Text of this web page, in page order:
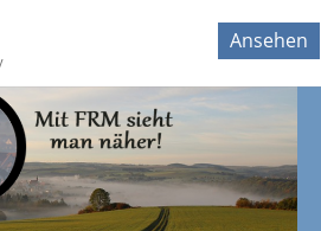
Ansehen